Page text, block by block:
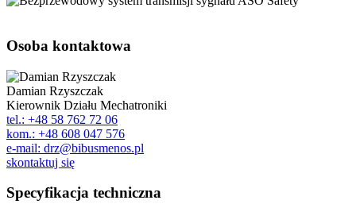
Osoba kontaktowa
Damian Rzyszczak
Kierownik Działu Mechatroniki
tel.: +48 58 762 72 06
kom.: +48 608 047 576
e-mail: drz@bibusmenos.pl
skontaktuj się
Specyfikacja techniczna